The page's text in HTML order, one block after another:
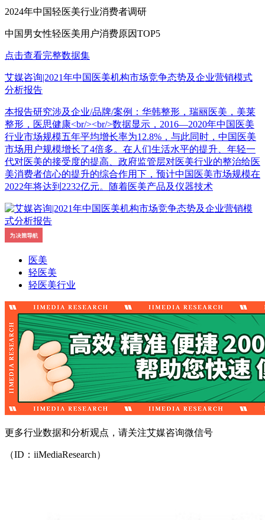
2024年中国轻医美行业消费者调研
中国男女性轻医美用户消费原因TOP5
点击查看完整数据集
艾媒咨询|2021年中国医美机构市场竞争态势及企业营销模式
分析报告
本报告研究涉及企业/品牌/案例：华韩整形，瑞丽医美，美莱
整形，医思健康<br/><br/>数据显示，2016—2020年中国医美
行业市场规模五年平均增长率为12.8%，与此同时，中国医美
市场用户规模增长了4倍多。在人们生活水平的提升、年轻一
代对医美的接受度的提高、政府监管层对医美行业的整治给医
美消费者信心的提升的综合作用下，预计中国医美市场规模在
2022年将达到2232亿元。随着医美产品及仪器技术
医美
轻医美
轻医美行业
更多行业数据和分析观点，请关注艾媒咨询微信号
（ID：iiMediaResearch）